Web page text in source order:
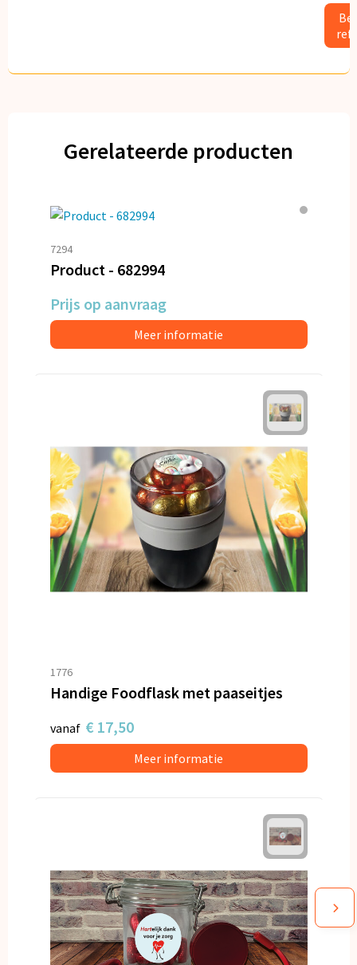
Gerelateerde producten
7294
Product - 682994
Prijs op aanvraag
Meer informatie
1776
Handige Foodflask met paaseitjes
vanaf € 17,50
Meer informatie